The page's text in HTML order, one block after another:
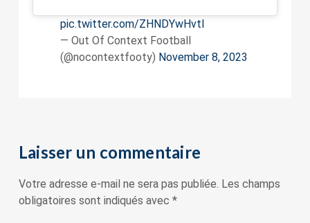
pic.twitter.com/ZHNDYwHvtl
— Out Of Context Football
(@nocontextfooty) November 8, 2023
Laisser un commentaire
Votre adresse e-mail ne sera pas publiée. Les champs
obligatoires sont indiqués avec *